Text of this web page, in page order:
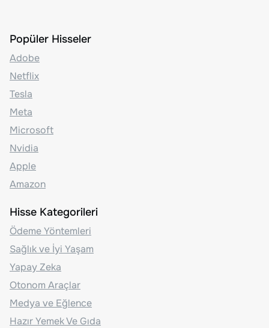
Popüler Hisseler
Adobe
Netflix
Tesla
Meta
Microsoft
Nvidia
Apple
Amazon
Hisse Kategorileri
Ödeme Yöntemleri
Sağlık ve İyi Yaşam
Yapay Zeka
Otonom Araçlar
Medya ve Eğlence
Hazır Yemek Ve Gıda